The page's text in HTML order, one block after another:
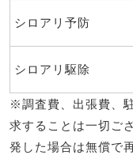
シロアリ予防
シロアリ駆除
※調査費、出張費、
求することは一切ご
発した場合は無償で